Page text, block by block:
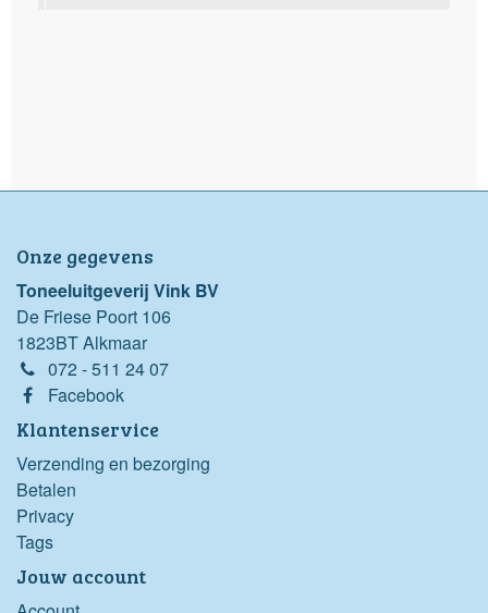
Onze gegevens
Toneeluitgeverij Vink BV
De Friese Poort 106
1823BT Alkmaar
072 - 511 24 07
Facebook
Klantenservice
Verzending en bezorging
Betalen
Privacy
Tags
Jouw account